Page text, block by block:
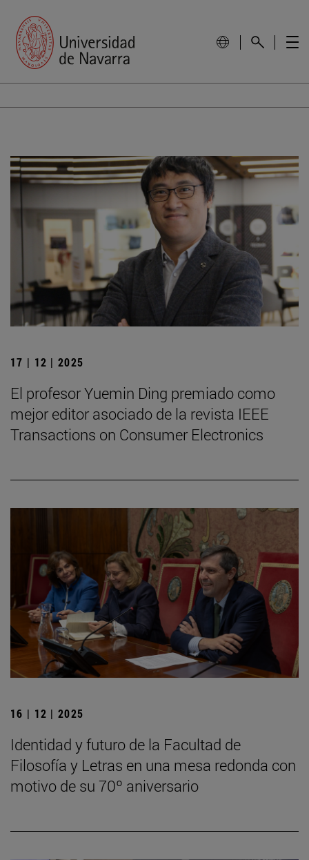
17 | 12 | 2025
El profesor Yuemin Ding premiado como
mejor editor asociado de la revista IEEE
Transactions on Consumer Electronics
16 | 12 | 2025
Identidad y futuro de la Facultad de
Filosofía y Letras en una mesa redonda con
motivo de su 70º aniversario